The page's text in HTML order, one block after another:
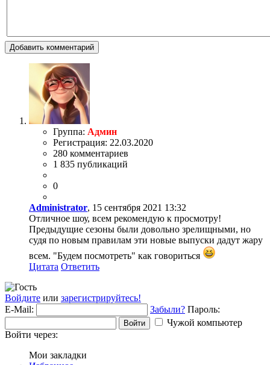
Добавить комментарий
Группа: Админ
Регистрация: 22.03.2020
280 комментариев
1 835 публикаций
0
Administrator, 15 сентября 2021 13:32
Отличное шоу, всем рекомендую к просмотру!
Предыдущие сезоны были довольно зрелищными, но
судя по новым правилам эти новые выпуски дадут жару
всем. "Будем посмотреть" как говориться
Цитата Ответить
Войдите или зарегистрируйтесь!
E-Mail:
Забыли? Пароль:
Войти
Чужой компьютер
Войти через:
Мои закладки